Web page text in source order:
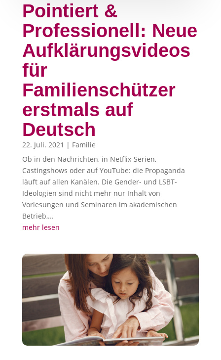
Pointiert &
Professionell: Neue
Aufklärungsvideos
für
Familienschützer
erstmals auf
Deutsch
22. Juli. 2021 | Familie
Ob in den Nachrichten, in Netflix-Serien,
Castingshows oder auf YouTube: die Propaganda
läuft auf allen Kanälen. Die Gender- und LSBT-
Ideologien sind nicht mehr nur Inhalt von
Vorlesungen und Seminaren im akademischen
Betrieb,...
mehr lesen